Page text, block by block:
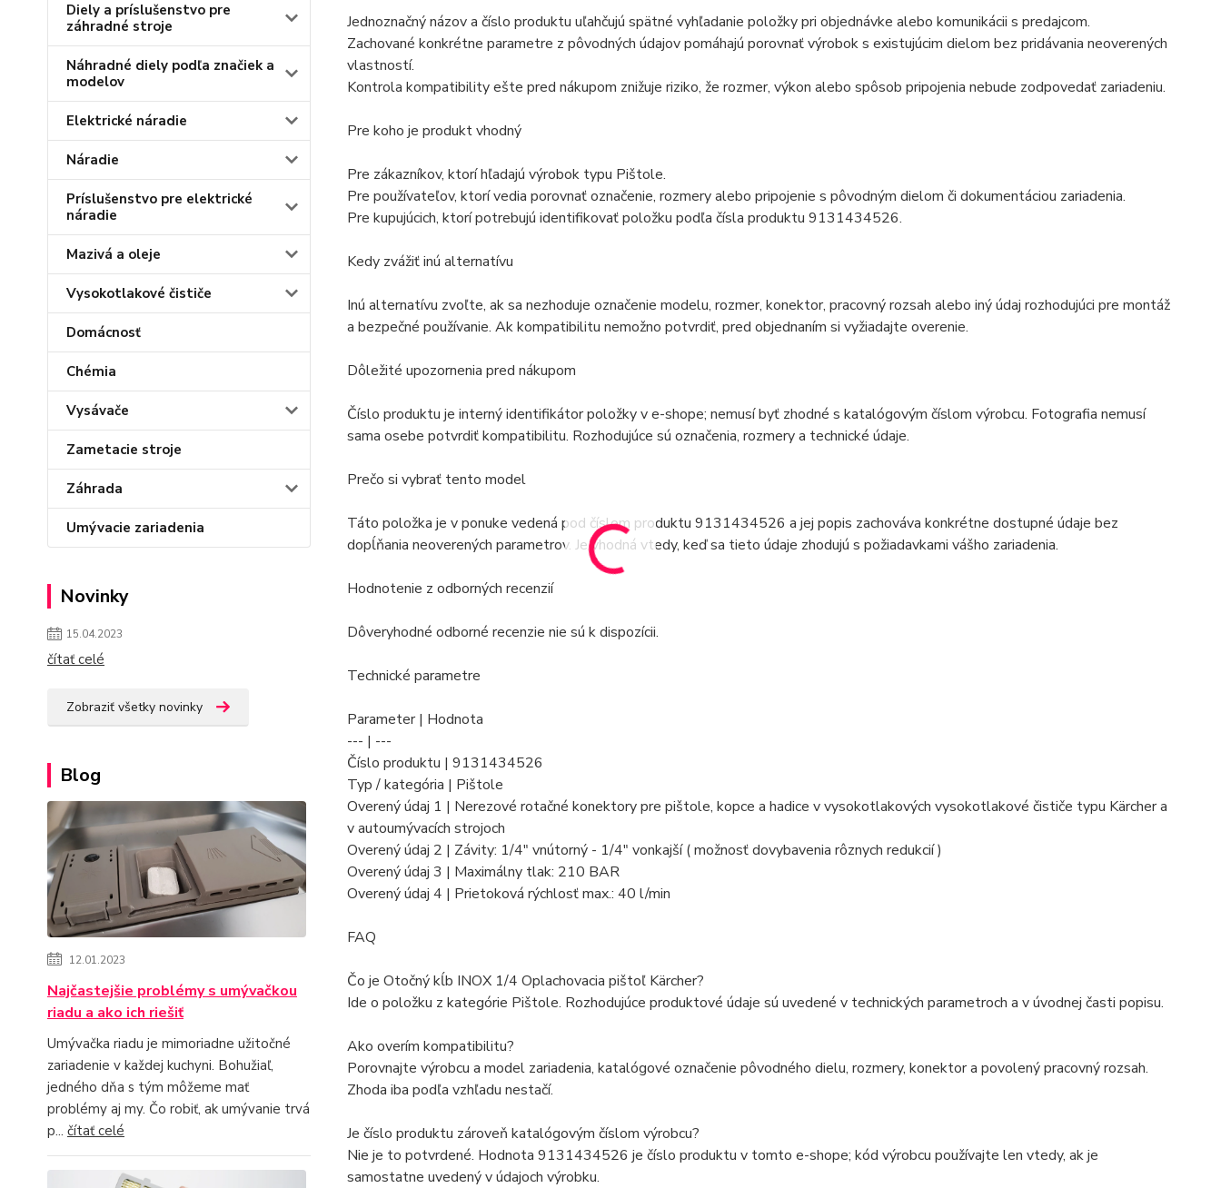
Diely a príslušenstvo pre
záhradné stroje
Náhradné diely podľa značiek a
modelov
Elektrické náradie
Náradie
Príslušenstvo pre elektrické
náradie
Mazivá a oleje
Vysokotlakové čističe
Domácnosť
Chémia
Vysávače
Zametacie stroje
Záhrada
Umývacie zariadenia
Novinky
15.04.2023
čítať celé
Zobraziť všetky novinky
Blog
12.01.2023
Najčastejšie problémy s umývačkou
riadu a ako ich riešiť
Umývačka riadu je mimoriadne užitočné
zariadenie v každej kuchyni. Bohužiaľ,
jedného dňa s tým môžeme mať
problémy aj my. Čo robiť, ak umývanie trvá
p... čítať celé
Jednoznačný názov a číslo produktu uľahčujú spätné vyhľadanie položky pri objednávke alebo komunikácii s predajcom.
Zachované konkrétne parametre z pôvodných údajov pomáhajú porovnať výrobok s existujúcim dielom bez pridávania neoverených
vlastností.
Kontrola kompatibility ešte pred nákupom znižuje riziko, že rozmer, výkon alebo spôsob pripojenia nebude zodpovedať zariadeniu.
Pre koho je produkt vhodný
Pre zákazníkov, ktorí hľadajú výrobok typu Pištole.
Pre používateľov, ktorí vedia porovnať označenie, rozmery alebo pripojenie s pôvodným dielom či dokumentáciou zariadenia.
Pre kupujúcich, ktorí potrebujú identifikovať položku podľa čísla produktu 9131434526.
Kedy zvážiť inú alternatívu
Inú alternatívu zvoľte, ak sa nezhoduje označenie modelu, rozmer, konektor, pracovný rozsah alebo iný údaj rozhodujúci pre montáž
a bezpečné používanie. Ak kompatibilitu nemožno potvrdiť, pred objednaním si vyžiadajte overenie.
Dôležité upozornenia pred nákupom
Číslo produktu je interný identifikátor položky v e-shope; nemusí byť zhodné s katalógovým číslom výrobcu. Fotografia nemusí
sama osebe potvrdiť kompatibilitu. Rozhodujúce sú označenia, rozmery a technické údaje.
Prečo si vybrať tento model
Táto položka je v ponuke vedená pod číslom produktu 9131434526 a jej popis zachováva konkrétne dostupné údaje bez
dopĺňania neoverených parametrov. Je vhodná vtedy, keď sa tieto údaje zhodujú s požiadavkami vášho zariadenia.
Hodnotenie z odborných recenzií
Dôveryhodné odborné recenzie nie sú k dispozícii.
Technické parametre
Parameter | Hodnota
--- | ---
Číslo produktu | 9131434526
Typ / kategória | Pištole
Overený údaj 1 | Nerezové rotačné konektory pre pištole, kopce a hadice v vysokotlakových vysokotlakové čističe typu Kärcher a
v autoumývacích strojoch
Overený údaj 2 | Závity: 1/4" vnútorný - 1/4" vonkajší ( možnosť dovybavenia rôznych redukcií )
Overený údaj 3 | Maximálny tlak: 210 BAR
Overený údaj 4 | Prietoková rýchlosť max.: 40 l/min
FAQ
Čo je Otočný kĺb INOX 1/4 Oplachovacia pištoľ Kärcher?
Ide o položku z kategórie Pištole. Rozhodujúce produktové údaje sú uvedené v technických parametroch a v úvodnej časti popisu.
Ako overím kompatibilitu?
Porovnajte výrobcu a model zariadenia, katalógové označenie pôvodného dielu, rozmery, konektor a povolený pracovný rozsah.
Zhoda iba podľa vzhľadu nestačí.
Je číslo produktu zároveň katalógovým číslom výrobcu?
Nie je to potvrdené. Hodnota 9131434526 je číslo produktu v tomto e-shope; kód výrobcu používajte len vtedy, ak je
samostatne uvedený v údajoch výrobku.